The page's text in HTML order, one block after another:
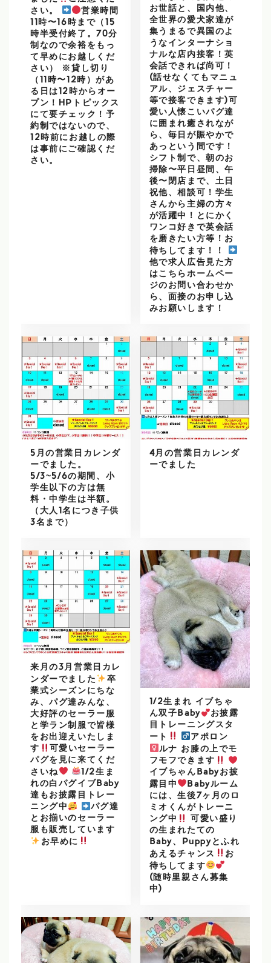
さい。
営業時間
11時〜16時まで（15
時半受付終了。70分
制なので余裕をもっ
て早めにお越しくだ
さい） ※貸し切り
（11時〜12時）があ
る日は12時からオー
プン！HPトピックス
にて要チェック！予
約制ではないので、
12時前にお越しの際
は事前にご確認くだ
さい。
お世話と、国内他、
全世界の愛犬家達が
集うまるで異国のよ
うなインターナショ
ナルな店内接客！英
会話できれば尚可！
(話せなくてもマニュ
アル、ジェスチャー
等で接客できます)可
愛い人懐こいパグ達
に囲まれ癒されなが
ら、毎日が賑やかで
あっという間です！
シフト制で、朝のお
掃除〜平日昼間、午
後〜閉店まで、土日
祝他、相談可！学生
さんから主婦の方々
が活躍中！とにかく
ワンコ好きで英会話
を磨きたい方等！お
待ちしてます！！
他で求人広告見た方
はこちらホームペー
ジのお問い合わせか
ら、面接のお申し込
みお願いします！
5月の営業日カレンダ
ーでました。
5/3~5/6の期間、小
学生以下の方は無
料・中学生は半額。
（大人1名につき子供
3名まで）
4月の営業日カレンダ
ーでました
来月の3月営業日カレ
ンダーでました
卒
業式シーズンにちな
み、パグ達みんな、
大好評のセーラー服
と学ラン制服で皆様
をお出迎えいたしま
す
可愛いセーラー
パグを見に来てくだ
さいね
1/2生ま
れの白パグイブBaby
達もお披露目トレー
ニング中
パグ達
とお揃いのセーラー
服も販売しています
お早めに
1/2生まれ イブちゃ
ん双子Baby
お披露
目トレーニングスタ
ート
アポロン
ルナ お膝の上でモ
フモフできます
イブちゃんBabyお披
露目中
Babyルーム
には、生後7ヶ月のロ
ミオくんがトレーニ
ング中
可愛い盛り
の生まれたての
Baby、Puppyとふれ
あえるチャンス
お
待ちしてます
(随時里親さん募集
中)